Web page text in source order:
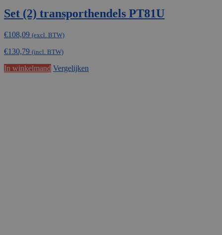
Set (2) transporthendels PT81U
€108,09 (excl. BTW)
€130,79 (incl. BTW)
In winkelmand Vergelijken